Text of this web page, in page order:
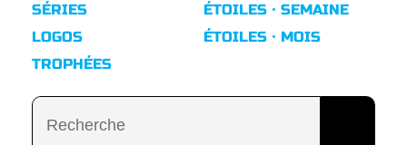
SÉRIES
LOGOS
TROPHÉES
ÉTOILES · SEMAINE
ÉTOILES · MOIS